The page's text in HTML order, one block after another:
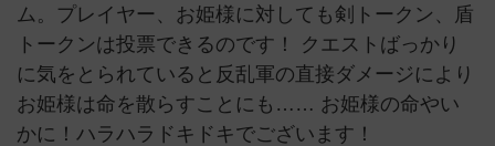
ム。プレイヤー、お姫様に対しても剣トークン、盾
トークンは投票できるのです！ クエストばっかり
に気をとられていると反乱軍の直接ダメージにより
お姫様は命を散らすことにも…… お姫様の命やい
かに！ハラハラドキドキでございます！